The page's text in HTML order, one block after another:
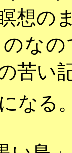
想の
な
苦い
なる